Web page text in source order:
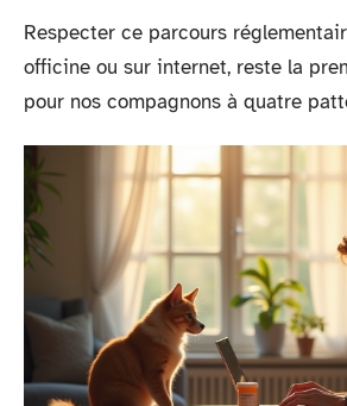
Respecter ce parcours
officine ou sur internet, reste la
pour nos compagnons à quatre